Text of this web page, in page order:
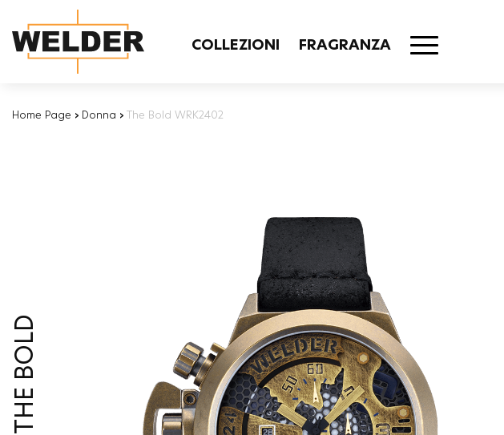
COLLEZIONI FRAGRANZA
Home Page › Donna › The Bold WRK2402
THE BOLD